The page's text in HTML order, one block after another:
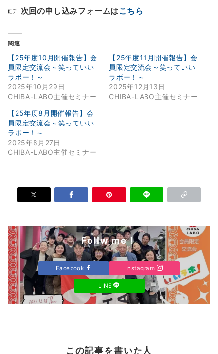
👉 次回の申し込みフォームはこちら
関連
【25年度10月開催報告】会
員限定交流会～笑っていい
ラボー！～
2025年10月29日
CHIBA-LABO主催セミナー
【25年度11月開催報告】会
員限定交流会～笑っていい
ラボー！～
2025年12月13日
CHIBA-LABO主催セミナー
【25年度8月開催報告】会
員限定交流会～笑っていい
ラボー！～
2025年8月27日
CHIBA-LABO主催セミナー
Follw me！
Facebook Instagram
LINE
この記事を書いた人